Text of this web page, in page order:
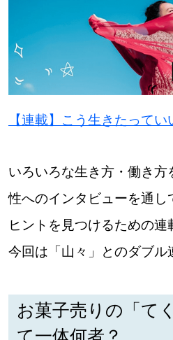
パートナーメディア
運営会社
閉じる
【連載】こう生きたってい
いろいろな生き方・働き
性へのインタビューを通し
ヒントを見つけるための連
今回は「山々」とのダブル
お菓子売りの「て